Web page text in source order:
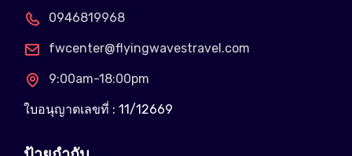
0946819968
fwcenter@flyingwavestravel.com
9:00am-18:00pm
ใบอนุญาตเลขที่ : 11/12669